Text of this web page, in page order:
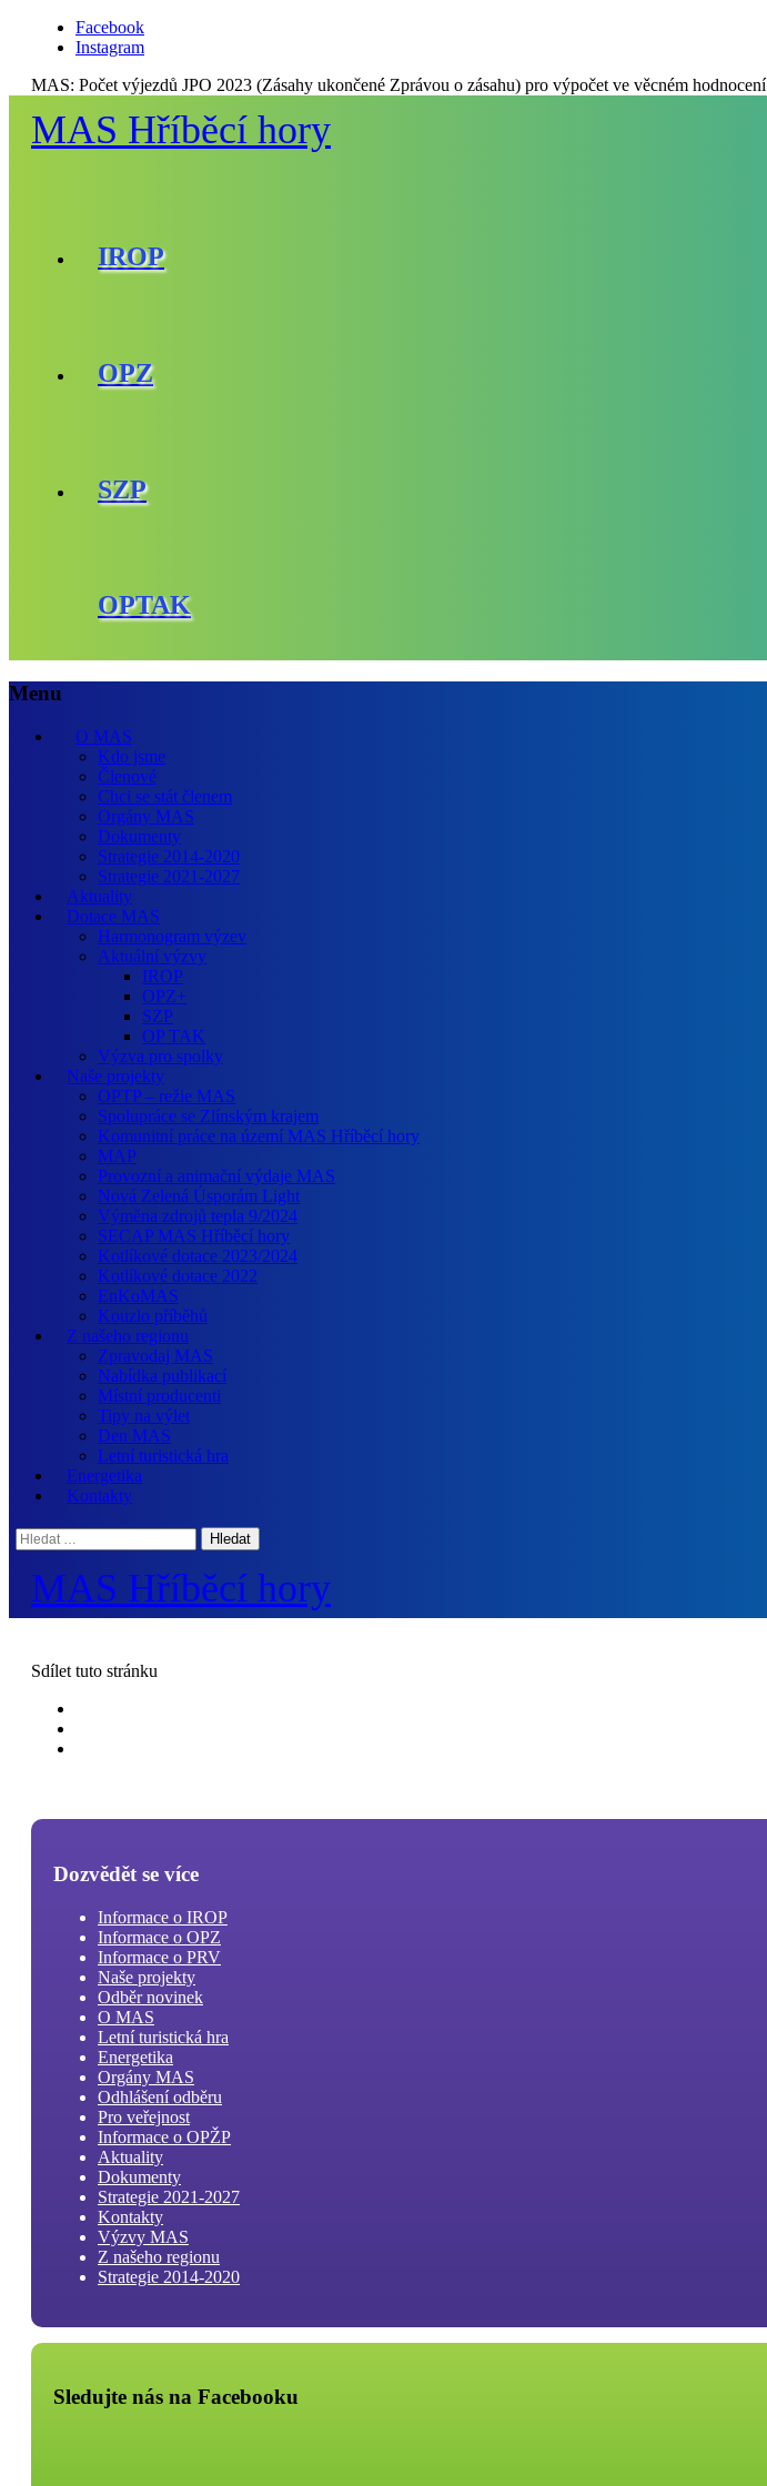
Facebook
Instagram
MAS: Počet výjezdů JPO 2023 (Zásahy ukončené Zprávou o zásahu) pro výpočet ve věcném hodnocení
MAS Hříběcí hory
IROP
OPZ
SZP
OPTAK
Menu
O MAS
Kdo jsme
Členové
Chci se stát členem
Orgány MAS
Dokumenty
Strategie 2014-2020
Strategie 2021-2027
Aktuality
Dotace MAS
Harmonogram výzev
Aktuální výzvy
IROP
OPZ+
SZP
OP TAK
Výzva pro spolky
Naše projekty
OPTP – režie MAS
Spolupráce se Zlínským krajem
Komunitní práce na území MAS Hříběcí hory
MAP
Provozní a animační výdaje MAS
Nová Zelená Úsporám Light
Výměna zdrojů tepla 9/2024
SECAP MAS Hříběcí hory
Kotlíkové dotace 2023/2024
Kotlíkové dotace 2022
EnKoMAS
Kouzlo příběhů
Z našeho regionu
Zpravodaj MAS
Nabídka publikací
Místní producenti
Tipy na výlet
Den MAS
Letní turistická hra
Energetika
Kontakty
Hledat:
MAS Hříběcí hory
Sdílet tuto stránku
Dozvědět se více
Informace o IROP
Informace o OPZ
Informace o PRV
Naše projekty
Odběr novinek
O MAS
Letní turistická hra
Energetika
Orgány MAS
Odhlášení odběru
Pro veřejnost
Informace o OPŽP
Aktuality
Dokumenty
Strategie 2021-2027
Kontakty
Výzvy MAS
Z našeho regionu
Strategie 2014-2020
Sledujte nás na Facebooku